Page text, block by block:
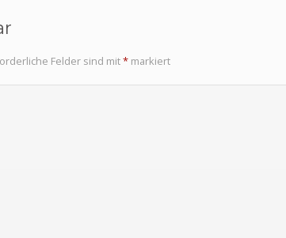
Felder sind mit* markiert